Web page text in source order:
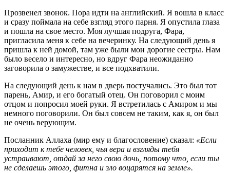
Прозвенел звонок. Пора идти на английский. Я вошла в класс
и сразу поймала на себе взгляд этого парня. Я опустила глаза
и пошла на свое место. Моя лучшая подруга, Фара,
пригласила меня к себе на вечеринку. На следующий день я
пришла к ней домой, там уже были мои дорогие сестры. Нам
было весело и интересно, но вдруг Фара неожиданно
заговорила о замужестве, и все подхватили.
На следующий день к нам в дверь постучались. Это был тот
парень, Амир, и его богатый отец. Он поговорил с моим
отцом и попросил моей руки. Я встретилась с Амиром и мы
немного поговорили. Он был совсем не таким, как я, он был
не очень верующим.
Посланник Аллаха (мир ему и благословение) сказал: «Если
приходит к тебе человек, чья вера и взгляды тебя
устраивают, отдай за него свою дочь, потому что, если ты
не сделаешь этого, фитна и зло воцарятся на земле».